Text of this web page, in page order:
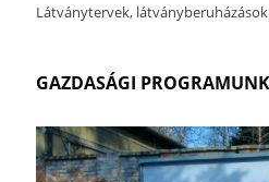
Látványtervek, látványberuházások
GAZDASÁGI PROGRAMUNK